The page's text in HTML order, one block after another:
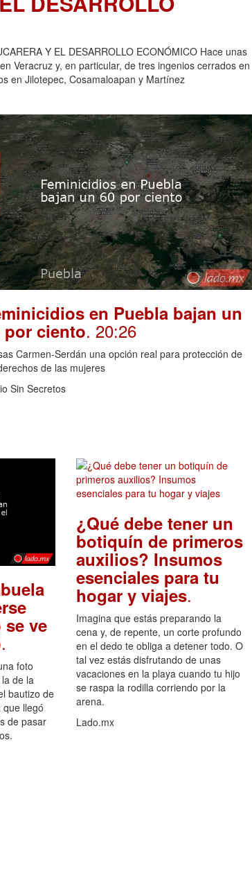
Y EL DESARROLLO ECONÓMICO Hace unas
Veracruz y, en particular, de tres ingenios cerrados en
en Jilotepec, Cosamaloapan y Martínez
en Puebla bajan un
por ciento. 20:26
Carmen-Serdán una opción real para protección de
de las mujeres
Sin Secretos
ve
.
foto
de la
bautizo de
llegó
de pasar
¿Qué debe tener un
botiquín de primeros
auxilios? Insumos
esenciales para tu
hogar y viajes.
Imagina que estás preparando la
cena y, de repente, un corte profundo
en el dedo te obliga a detener todo. O
tal vez estás disfrutando de unas
vacaciones en la playa cuando tu hijo
se raspa la rodilla corriendo por la
arena.
Lado.mx